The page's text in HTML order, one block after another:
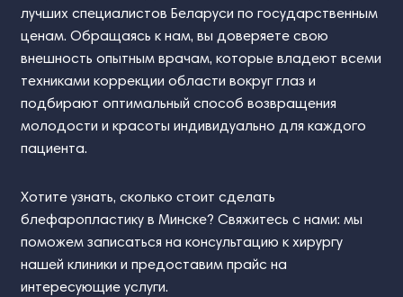
лучших специалистов Беларуси по государственным
ценам. Обращаясь к нам, вы доверяете свою
внешность опытным врачам, которые владеют всеми
техниками коррекции области вокруг глаз и
подбирают оптимальный способ возвращения
молодости и красоты индивидуально для каждого
пациента.
Хотите узнать, сколько стоит сделать
блефаропластику в Минске? Свяжитесь с нами: мы
поможем записаться на консультацию к хирургу
нашей клиники и предоставим прайс на
интересующие услуги.